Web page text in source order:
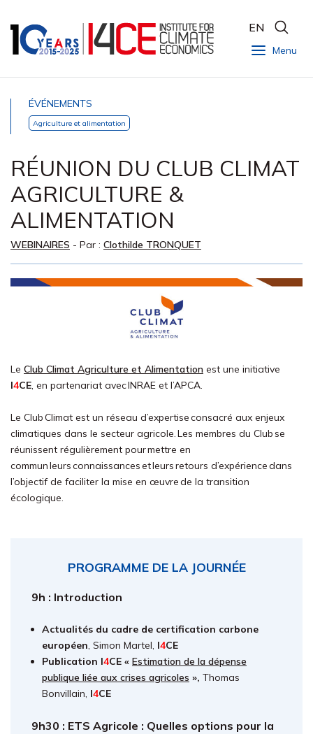
Menu
EN
ÉVÉNEMENTS
Agriculture et alimentation
RÉUNION DU CLUB CLIMAT
AGRICULTURE &
ALIMENTATION
WEBINAIRES - Par : Clothilde TRONQUET
Le Club Climat Agriculture et Alimentation est une initiative
I4CE, en partenariat avec INRAE et l’APCA.
Le Club Climat est un réseau d’expertise consacré aux enjeux
climatiques dans le secteur agricole. Les membres du Club se
réunissent régulièrement pour mettre en
commun leurs connaissances et leurs retours d’expérience dans
l’objectif de faciliter la mise en œuvre de la transition
écologique.
PROGRAMME DE LA JOURNÉE
9h : Introduction
Actualités du cadre de certification carbone
européen, Simon Martel, I4CE
Publication I4CE « Estimation de la dépense
publique liée aux crises agricoles », Thomas
Bonvillain, I4CE
9h30 : ETS Agricole : Quelles options pour la